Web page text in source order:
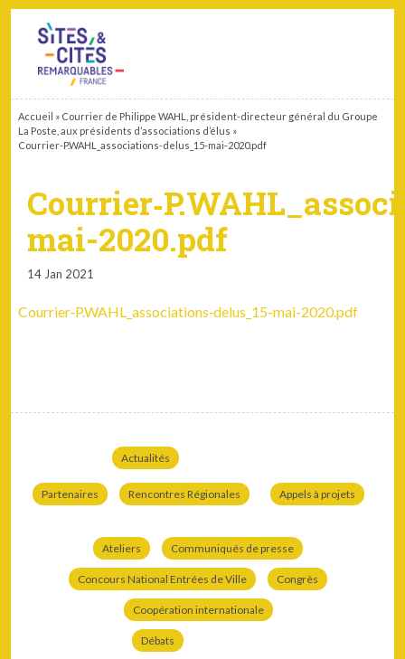
Accueil » Courrier de Philippe WAHL, président-directeur général du Groupe
La Poste, aux présidents d’associations d’élus »
Courrier‑P.WAHL_associations‑delus_15-mai-2020.pdf
mai-2020.pdf
14 Jan 2021
Courrier‑P.WAHL_associations‑delus_15-mai-2020.pdf
Actualités
Partenaires Rencontres Régionales Appels à projets
Ateliers Communiqués de presse
Concours National Entrées de Ville Congrès
Coopération internationale
Débats